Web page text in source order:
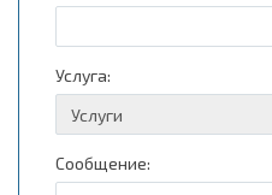
Услуга:
Сообщение: